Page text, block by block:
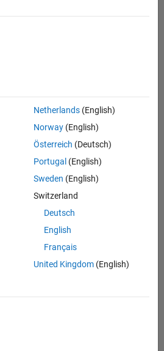
Netherlands(English)
Norway(English)
Österreich (Deutsch)
Portugal (English)
Sweden (English)
Switzerland
Deutsch
English
Français
United Kingdom(English)